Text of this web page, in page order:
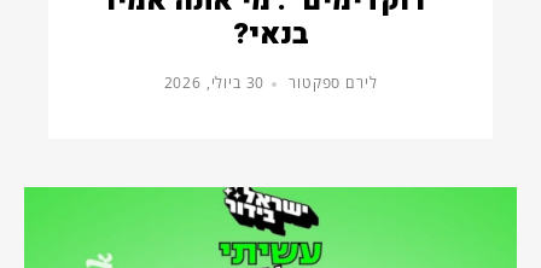
בנאי?
לירם ספקטור 30 ביולי, 2026